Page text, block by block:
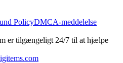
PolicyDMCA-meddelelse
er tilgængeligt 24/7 til at hjælpe